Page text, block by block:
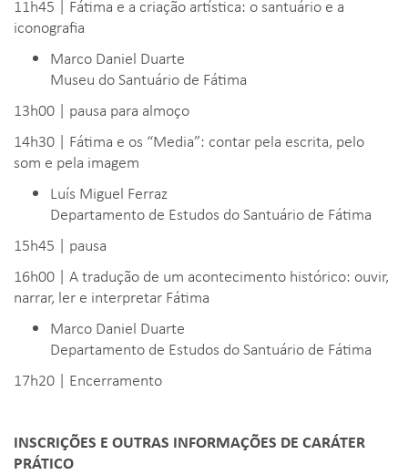
11h45 | Fátima e a criação artística: o santuário e a
iconografia
Marco Daniel Duarte
Museu do Santuário de Fátima
13h00 | pausa para almoço
14h30 | Fátima e os “Media”: contar pela escrita, pelo
som e pela imagem
Luís Miguel Ferraz
Departamento de Estudos do Santuário de Fátima
15h45 | pausa
16h00 | A tradução de um acontecimento histórico: ouvir,
narrar, ler e interpretar Fátima
Marco Daniel Duarte
Departamento de Estudos do Santuário de Fátima
17h20 | Encerramento
INSCRIÇÕES E OUTRAS INFORMAÇÕES DE CARÁTER
PRÁTICO